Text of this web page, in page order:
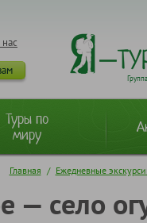
Туры по
миру
Главная / Ежедневные
— село